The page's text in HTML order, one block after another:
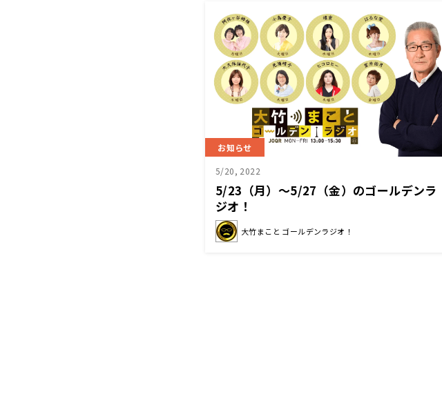
お知らせ
5/20, 2022
5/23（月）～5/27（金）のゴールデンラ
ジオ！
大竹まこと ゴールデンラジオ！